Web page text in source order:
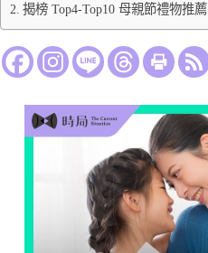
揭榜 Top4-Top10 母親節禮物推薦